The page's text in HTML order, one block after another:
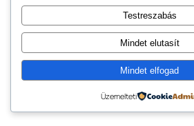
Twenty Twenty-Five
Testreszabás
Mindet elutasít
Mindet elfogad
Üzemelteti